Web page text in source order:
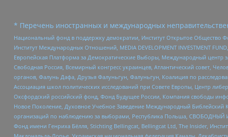
* Перечень иностранных и международных
Национальный фонд в поддержку демократии, Институт Открытое Общество
Институт Международных Отношений, MEDIA DEVELOPMENT INVESTMENT
Европейская Платформа за Демократические Выборы, Международный
Свободная Россия, Всемирный конгресс украинцев, Атлантический совет,
органов, Фалунь Дафа, Друзья Фалуньгун, Фалуньгун, Коалиция по
Ассоциация школ политических исследований при Совете Европы, Центр
Оксфордский российский фонд, Фонд Будущее России, Компания свободы
Новое Поколение, Духовное Учебное Заведение Международный Библейский
организаций по наблюдению за выборами, Республика Польша, СВОБОДНЫЙ
Фонд имени Генриха Бёлля, Stichting Bellingcat, Bellingcat Ltd, The Insider,